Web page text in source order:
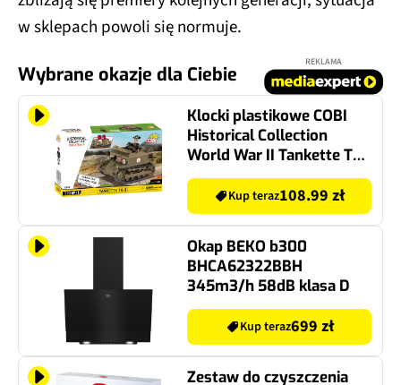
w sklepach powoli się normuje.
Wybrane okazje dla Ciebie
REKLAMA
Klocki plastikowe COBI
Historical Collection
World War II Tankette TK-
3 / Le. Pzkpfw tk COBI-
2658 Kup teraz108.99 zł
Okap BEKO b300
BHCA62322BBH
345m3/h 58dB klasa D
Kup teraz699 zł
Zestaw do czyszczenia